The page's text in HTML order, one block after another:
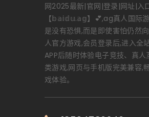
网2025最新|官网|登录|网址|入
【𝕓𝕒𝕚𝕕𝕦.𝕒𝕘】💕,ag真人国际
是没有恐惧,而是即使害怕仍然
人官方游戏,会员登录后,进入全
APP后随时体验电子竞技、真人
类游戏,网页与手机版完美兼容,
戏体验。